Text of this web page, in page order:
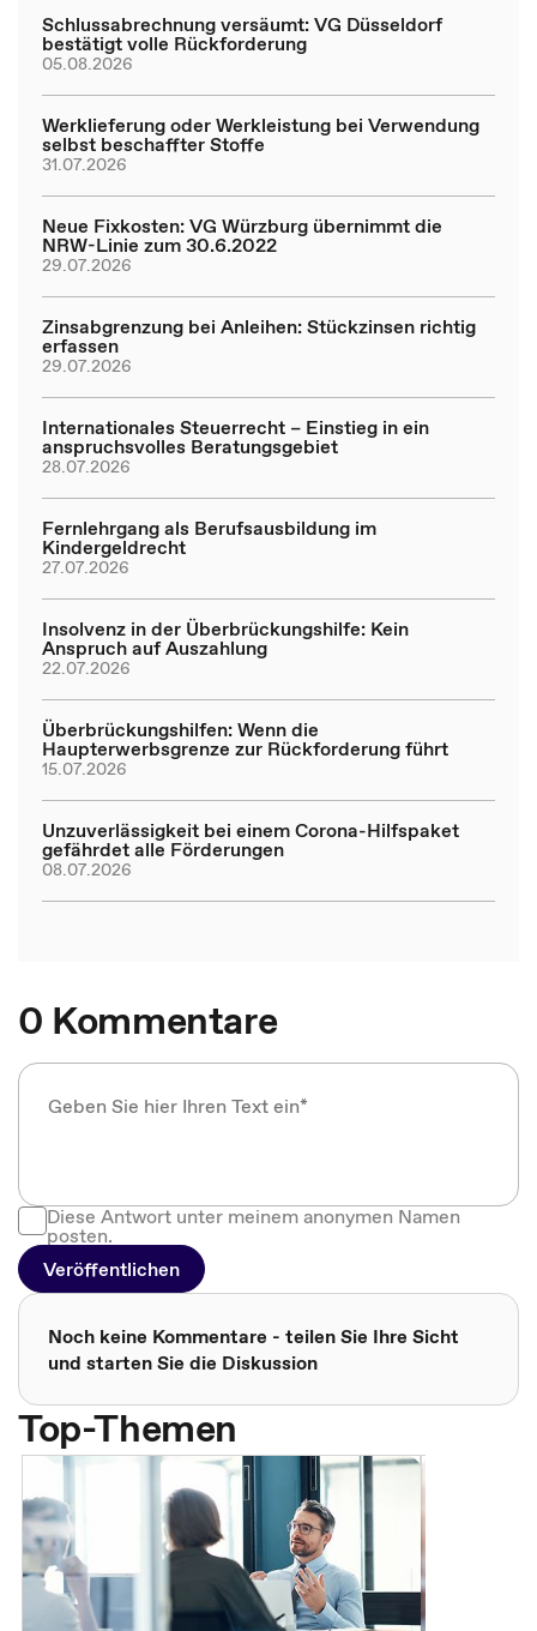
Schlussabrechnung versäumt: VG Düsseldorf
bestätigt volle Rückforderung
05.08.2026
Werklieferung oder Werkleistung bei Verwendung
selbst beschaffter Stoffe
31.07.2026
Neue Fixkosten: VG Würzburg übernimmt die
NRW-Linie zum 30.6.2022
29.07.2026
Zinsabgrenzung bei Anleihen: Stückzinsen richtig
erfassen
29.07.2026
Internationales Steuerrecht – Einstieg in ein
anspruchsvolles Beratungsgebiet
28.07.2026
Fernlehrgang als Berufsausbildung im
Kindergeldrecht
27.07.2026
Insolvenz in der Überbrückungshilfe: Kein
Anspruch auf Auszahlung
22.07.2026
Überbrückungshilfen: Wenn die
Haupterwerbsgrenze zur Rückforderung führt
15.07.2026
Unzuverlässigkeit bei einem Corona-Hilfspaket
gefährdet alle Förderungen
08.07.2026
0 Kommentare
Diese Antwort unter meinem anonymen Namen
posten.
Veröffentlichen
Noch keine Kommentare - teilen Sie Ihre Sicht
und starten Sie die Diskussion
Top-Themen